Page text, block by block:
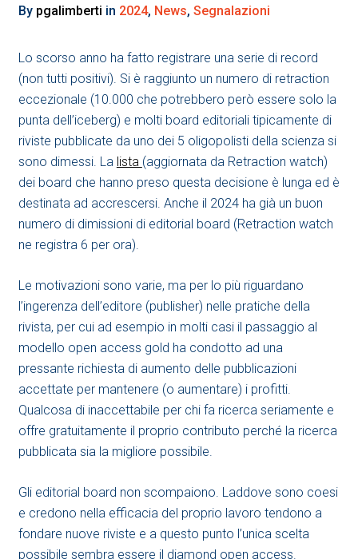
By pgalimberti in 2024, News, Segnalazioni
Lo scorso anno ha fatto registrare una serie di record
(non tutti positivi). Si è raggiunto un numero di retraction
eccezionale (10.000 che potrebbero però essere solo la
punta dell’iceberg) e molti board editoriali tipicamente di
riviste pubblicate da uno dei 5 oligopolisti della scienza si
sono dimessi. La lista (aggiornata da Retraction watch)
dei board che hanno preso questa decisione è lunga ed è
destinata ad accrescersi. Anche il 2024 ha già un buon
numero di dimissioni di editorial board (Retraction watch
ne registra 6 per ora).
Le motivazioni sono varie, ma per lo più riguardano
l’ingerenza dell’editore (publisher) nelle pratiche della
rivista, per cui ad esempio in molti casi il passaggio al
modello open access gold ha condotto ad una
pressante richiesta di aumento delle pubblicazioni
accettate per mantenere (o aumentare) i profitti.
Qualcosa di inaccettabile per chi fa ricerca seriamente e
offre gratuitamente il proprio contributo perché la ricerca
pubblicata sia la migliore possibile.
Gli editorial board non scompaiono. Laddove sono coesi
e credono nella efficacia del proprio lavoro tendono a
fondare nuove riviste e a questo punto l’unica scelta
possibile sembra essere il diamond open access.